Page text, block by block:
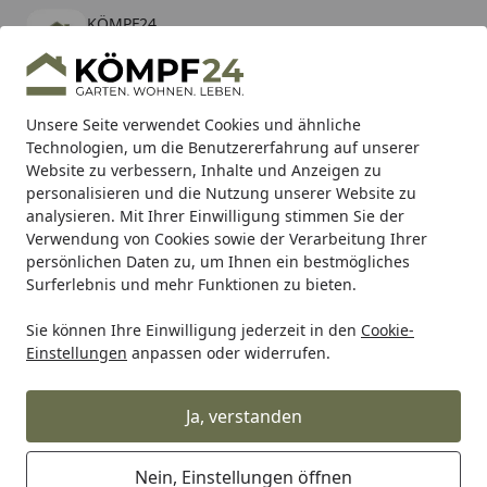
Unsere Seite verwendet Cookies und ähnliche
Technologien, um die Benutzererfahrung auf unserer
Website zu verbessern, Inhalte und Anzeigen zu
personalisieren und die Nutzung unserer Website zu
analysieren. Mit Ihrer Einwilligung stimmen Sie der
Verwendung von Cookies sowie der Verarbeitung Ihrer
persönlichen Daten zu, um Ihnen ein bestmögliches
Surferlebnis und mehr Funktionen zu bieten.
Sie können Ihre Einwilligung jederzeit in den Cookie-
Einstellungen anpassen oder widerrufen.
Ja, verstanden
Nein, Einstellungen öffnen
KÖMPF24
kostenlos - Im App Store
Hotline
Alle Produkte
Mein Konto
Suchen
Karibu Pools inkl. gratis Sandfilteranlage & Pool-
Starterset (Gesamtwert bis 468,99€)
Startseite
Grill Weber Ersatzteil HDWE SMALL PARTS JUMBO JOE
Weber Ersatzteil HDWE SMALL
PARTS JUMBO JOE 2013 (83192)